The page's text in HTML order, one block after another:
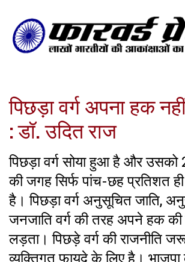
पिछड़ा वर्ग अपना हक
: डॉ. उदित राज
पिछड़ा वर्ग सोया हुआ है और उसको
की जगह सिर्फ पांच-छह प्रतिशत ही
है। पिछड़ा वर्ग अनुसूचित जाति,
जनजाति वर्ग की तरह अपने हक की
लड़ता। पिछड़े वर्ग की राजनीति
व्यक्तिगत फायदे के लिए है।